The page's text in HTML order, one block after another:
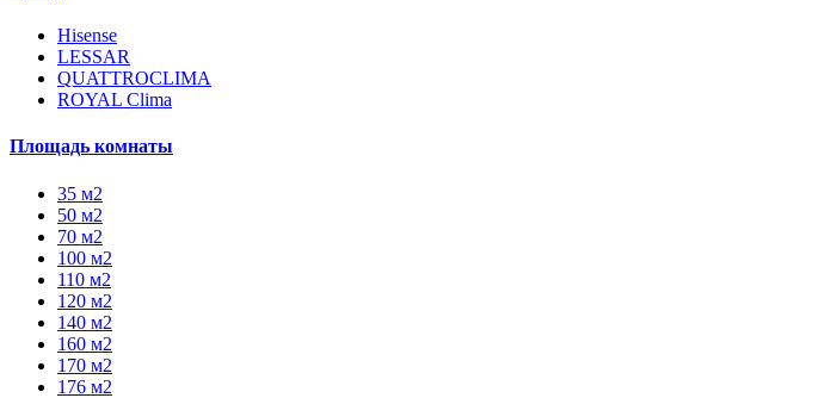
Hisense
LESSAR
QUATTROCLIMA
ROYAL Clima
Площадь комнаты
35 м2
50 м2
70 м2
100 м2
110 м2
120 м2
140 м2
160 м2
170 м2
176 м2